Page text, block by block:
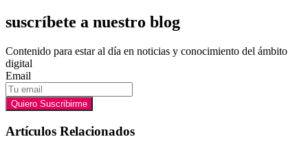
suscríbete a nuestro blog
Contenido para estar al día en noticias y conocimiento del ámbito
digital
Email
Quiero Suscribirme
Artículos Relacionados